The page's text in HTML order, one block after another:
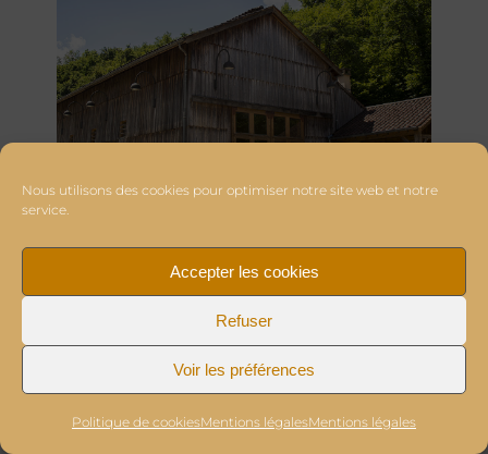
Nous utilisons des cookies pour optimiser notre site web et notre
service.
Accepter les cookies
Refuser
Voir les préférences
Politique de cookiesMentions légalesMentions légales